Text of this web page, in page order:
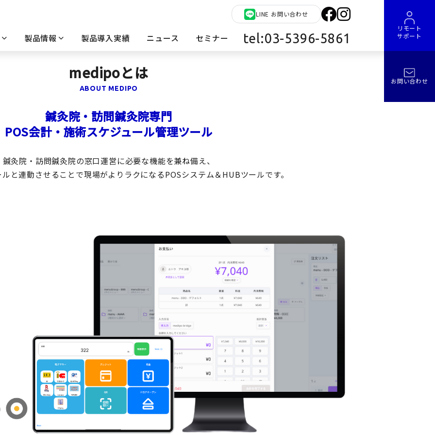
LINE お問い合わせ
製品情報 製品導入実績 ニュース セミナー tel:03-5396-5861
リモート
サポート
お問い合わせ
medipoとは
ABOUT MEDIPO
鍼灸院・訪問鍼灸院専門
POS会計・施術スケジュール管理ツール
鍼灸院・訪問鍼灸院の窓口運営に必要な機能を兼ね備え、
と連動させることで現場がよりラクになるPOSシステム＆HUBツールです。